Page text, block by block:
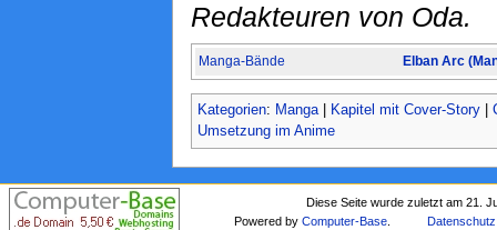
Redakteuren von Oda.
Manga-Bände Elban Arc
Kategorien: Manga| Kapitel mit Cover-Story|
Umsetzung im Anime
Diese Seite wurde zuletzt am 21.
Powered byComputer-Base Datenschutz